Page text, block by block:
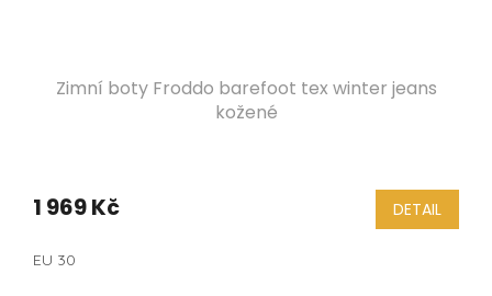
Zimní boty Froddo barefoot tex winter jeans
kožené
1 969 Kč DETAIL
EU 30